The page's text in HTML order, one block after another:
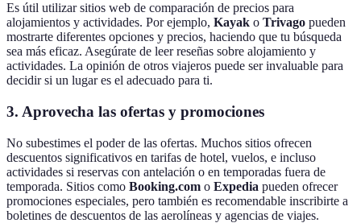
Es útil utilizar sitios web de comparación de precios para
alojamientos y actividades. Por ejemplo, Kayak o Trivago pueden
mostrarte diferentes opciones y precios, haciendo que tu búsqueda
sea más eficaz. Asegúrate de leer reseñas sobre alojamiento y
actividades. La opinión de otros viajeros puede ser invaluable para
decidir si un lugar es el adecuado para ti.
3. Aprovecha las ofertas y promociones
No subestimes el poder de las ofertas. Muchos sitios ofrecen
descuentos significativos en tarifas de hotel, vuelos, e incluso
actividades si reservas con antelación o en temporadas fuera de
temporada. Sitios como Booking.com o Expedia pueden ofrecer
promociones especiales, pero también es recomendable inscribirte a
boletines de descuentos de las aerolíneas y agencias de viajes.